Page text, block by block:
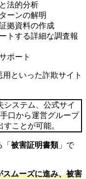
法的分析
ーンの解明
拠資料の作成
トする詳細な調査報
ポート
といった詐欺サイト
システム、公式サイ
口から運営グループ
ことが可能。
被害証明書類」で
ムーズに進み、被害